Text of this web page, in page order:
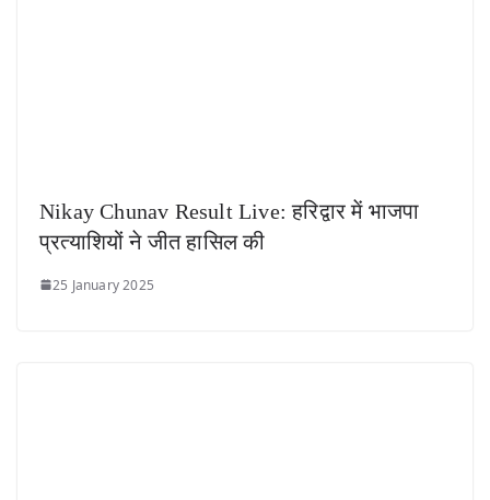
Nikay Chunav Result Live: हरिद्वार में भाजपा
प्रत्याशियों ने जीत हासिल की
25 January 2025